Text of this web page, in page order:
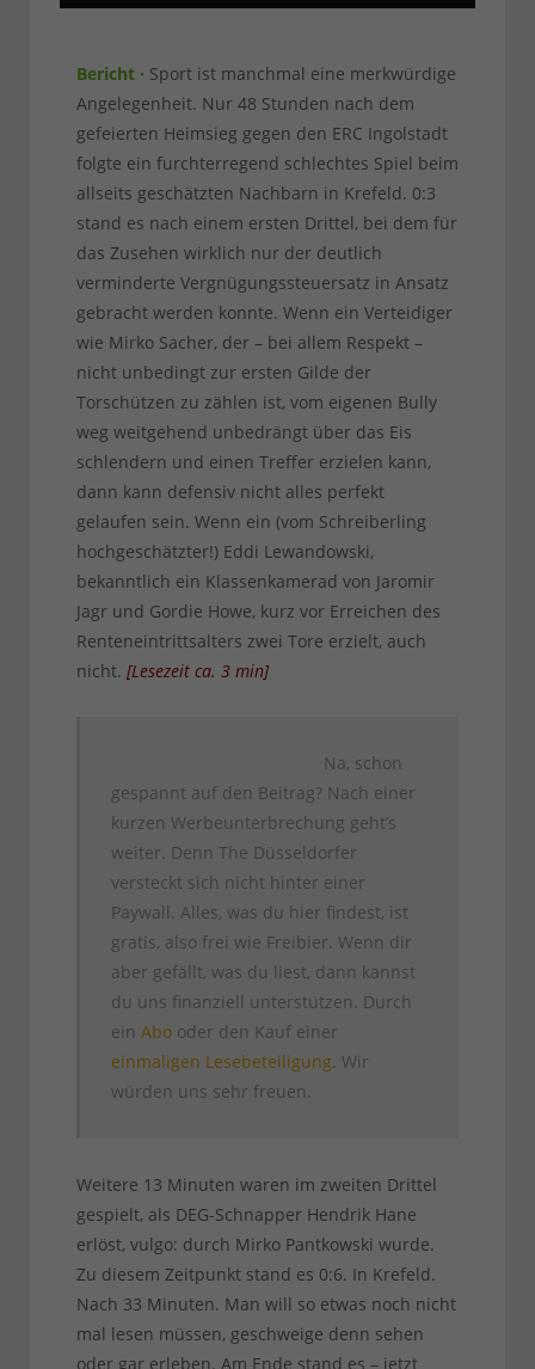
Bericht · Sport ist manchmal eine merkwürdige
Angelegenheit. Nur 48 Stunden nach dem
gefeierten Heimsieg gegen den ERC Ingolstadt
folgte ein furchterregend schlechtes Spiel beim
allseits geschätzten Nachbarn in Krefeld. 0:3
stand es nach einem ersten Drittel, bei dem für
das Zusehen wirklich nur der deutlich
verminderte Vergnügungssteuersatz in Ansatz
gebracht werden konnte. Wenn ein Verteidiger
wie Mirko Sacher, der – bei allem Respekt –
nicht unbedingt zur ersten Gilde der
Torschützen zu zählen ist, vom eigenen Bully
weg weitgehend unbedrängt über das Eis
schlendern und einen Treffer erzielen kann,
dann kann defensiv nicht alles perfekt
gelaufen sein. Wenn ein (vom Schreiberling
hochgeschätzter!) Eddi Lewandowski,
bekanntlich ein Klassenkamerad von Jaromir
Jagr und Gordie Howe, kurz vor Erreichen des
Renteneintrittsalters zwei Tore erzielt, auch
nicht. [Lesezeit ca. 3 min]
Na, schon
gespannt auf den Beitrag? Nach einer
kurzen Werbeunterbrechung geht’s
weiter. Denn The Düsseldorfer
versteckt sich nicht hinter einer
Paywall. Alles, was du hier findest, ist
gratis, also frei wie Freibier. Wenn dir
aber gefällt, was du liest, dann kannst
du uns finanziell unterstützen. Durch
ein Abooder den Kauf einer
einmaligen Lesebeteiligung. Wir
würden uns sehr freuen.
Weitere 13 Minuten waren im zweiten Drittel
gespielt, als DEG-Schnapper Hendrik Hane
erlöst, vulgo: durch Mirko Pantkowski wurde.
Zu diesem Zeitpunkt stand es 0:6. In Krefeld.
Nach 33 Minuten. Man will so etwas noch nicht
mal lesen müssen, geschweige denn sehen
oder gar erleben. Am Ende stand es – jetzt